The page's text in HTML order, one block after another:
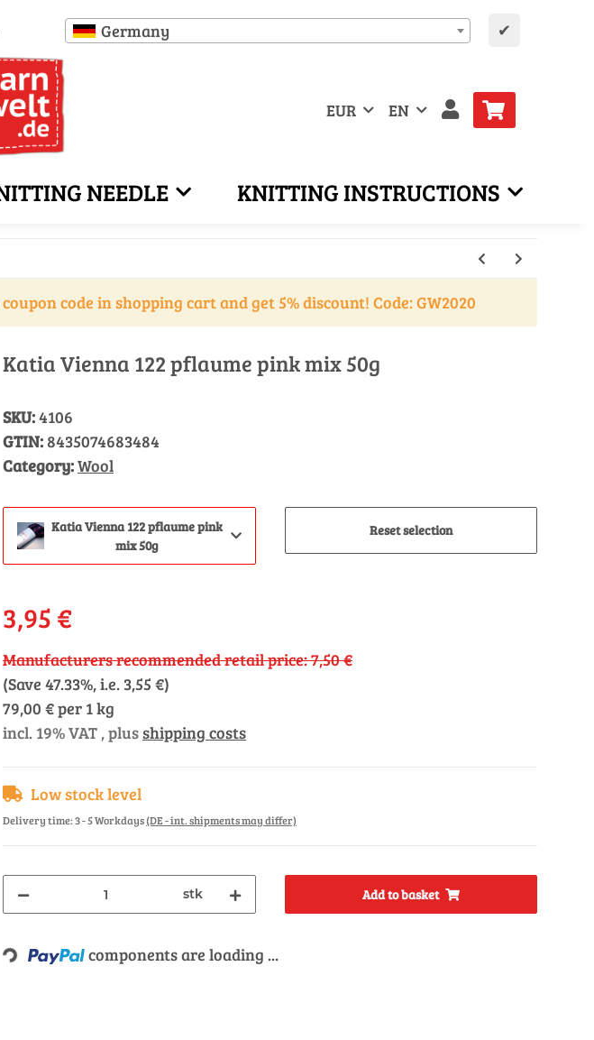
Germany ✔
EUR EN
NEEDLE KNITTING INSTRUCTIONS
code in shopping cart and get 5% discount! Code: GW2020
Katia Vienna 122 pflaume pink mix 50g
SKU:4106
GTIN: 8435074683484
Category:Wool
Katia Vienna 122 pflaume pink
mix 50g
Reset selection
3,95 €
Manufacturers recommended retail price:7,50 €
(Save 47.33%, i.e. 3,55 €)
79,00 € per 1 kg
incl. 19% VAT , plusshipping costs
Low stock level
Delivery time:3 - 5 Workdays(DE - int. shipments may differ)
stk Add to basket
Loading... components are loading ...